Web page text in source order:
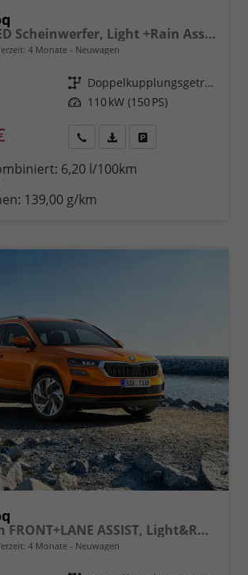
Extra Plus LED Scheinwerfer, Light +Rain Assist, Front + Lane 8" Entertainment, ESP mit ABS, MSR, ASR, EDS, HBA, DSR, RBS, MKB,Climatronic, Parksensoren, Sitzhzg., 17" ALU uvm.
4 Monate Neuwagen
Getriebe
Doppelkupplungsgetriebe (DSG)
Leistung 110 kW (150 PS)
anfordern
Datei,
6,20 l/100km
139,00 g/km
Top Selection FRONT+LANE ASSIST, Light&Rain FULL LED, KESSY, 8" Entertainment, virtuelles Cockpit, Climatronic, Parksensoren, Sitzhzg., 17" ALU uvm.
4 Monate Neuwagen